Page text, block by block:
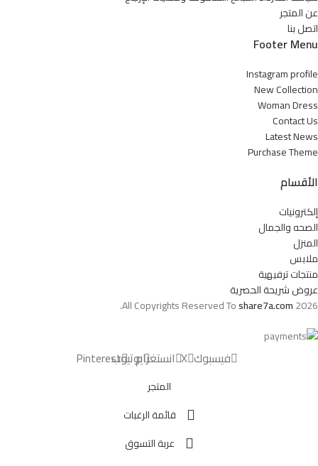
عن المتجر
اتصل بنا
Footer Menu
Instagram profile
New Collection
Woman Dress
Contact Us
Latest News
Purchase Theme
الأقسام
إلكترونيات
الصحه والجمال
المنزل
ملابس
منتجات ترفيهية
عروض شريحة الحصرية
All Copyrights Reserved Toshare7a.com2026.
فيسبوك X انستغراميوتيوبPinterest
المتجر
قائمة الرغبات
عربة التسوق